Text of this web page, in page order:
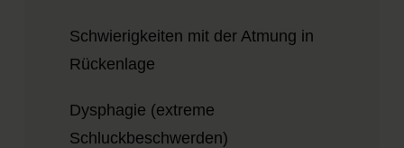
Schwierigkeiten mit der Atmung in
Rückenlage
Dysphagie (extreme
Schluckbeschwerden)